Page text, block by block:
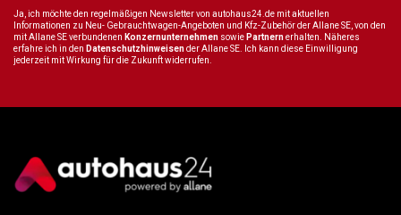
Ja, ich möchte den regelmäßigen Newsletter von autohaus24.de mit aktuellen
Informationen zu Neu- Gebrauchtwagen-Angeboten und Kfz-Zubehör der Allane SE, von den
mit Allane SE verbundenen Konzernunternehmen sowie Partnernerhalten. Näheres
erfahre ich in den Datenschutzhinweisender Allane SE. Ich kann diese Einwilligung
jederzeit mit Wirkung für die Zukunft widerrufen.